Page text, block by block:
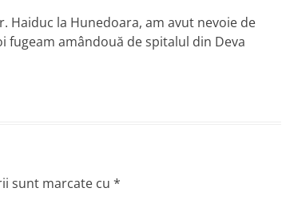
Haiduc la Hunedoara, am avut nevoie de
fugeam amândouă de spitalul din Deva
sunt marcate cu *